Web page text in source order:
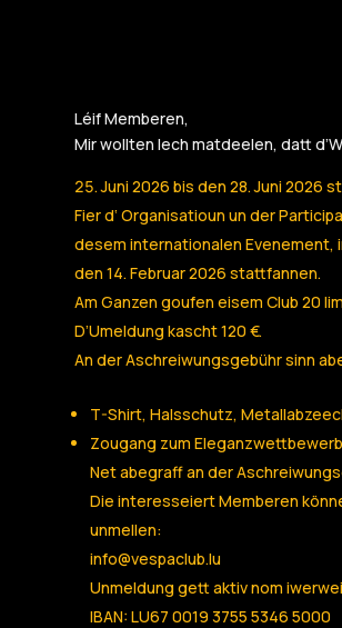
Léif Memberen,
Mir wollten Iech matdeelen, datt
Juni 2026 bis den 28. Juni 2026
Fier d‘ Organisatioun un der
desem internationalen Evenement,
den 14. Februar 2026 stattfannen.
Am Ganzen goufen eisem Club 20
D’Umeldung kascht 120 €.
An der Aschreiwungsgebühr sinn
T-Shirt, Halsschutz,
Zougang zum
Net abegraff an der
Die interesseiert Memberen
unmellen:
info@vespaclub.lu
Unmeldung gett aktiv nom
IBAN: LU67 0019 3755 5346 5000